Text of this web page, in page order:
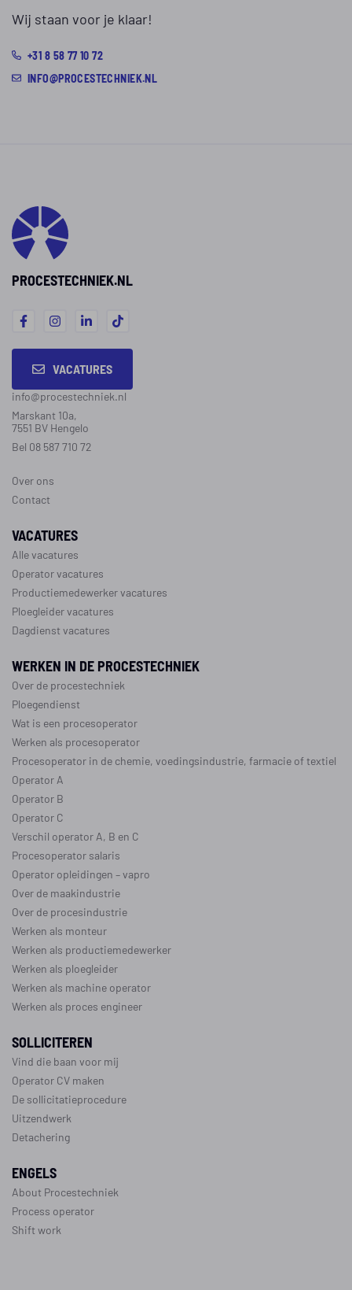
Wij staan voor je klaar!
+31 8 58 77 10 72
INFO@PROCESTECHNIEK.NL
PROCESTECHNIEK.NL
VACATURES
info@procestechniek.nl
Marskant 10a,
7551 BV Hengelo
Bel 08 587 710 72
Over ons
Contact
VACATURES
Alle vacatures
Operator vacatures
Productiemedewerker vacatures
Ploegleider vacatures
Dagdienst vacatures
WERKEN IN DE PROCESTECHNIEK
Over de procestechniek
Ploegendienst
Wat is een procesoperator
Werken als procesoperator
Procesoperator in de chemie, voedingsindustrie, farmacie oftextiel
Operator A
Operator B
Operator C
Verschil operator A, B en C
Procesoperator salaris
Operator opleidingen –vapro
Over de maakindustrie
Over de procesindustrie
Werken als monteur
Werken als productiemedewerker
Werken als ploegleider
Werken als machine operator
Werken als proces engineer
SOLLICITEREN
Vind die baan voor mij
Operator CV maken
De sollicitatieprocedure
Uitzendwerk
Detachering
ENGELS
About Procestechniek
Process operator
Shift work